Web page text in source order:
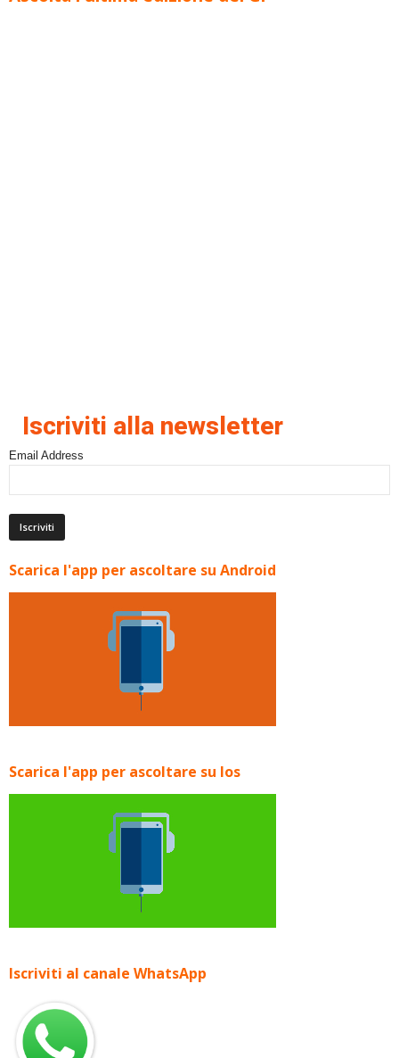
Iscriviti alla newsletter
Email Address
Scarica l'app per ascoltare su Android
Scarica l'app per ascoltare su Ios
Iscriviti al canale WhatsApp